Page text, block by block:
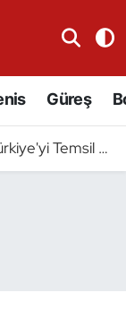
Güreş
Temsil Edecek